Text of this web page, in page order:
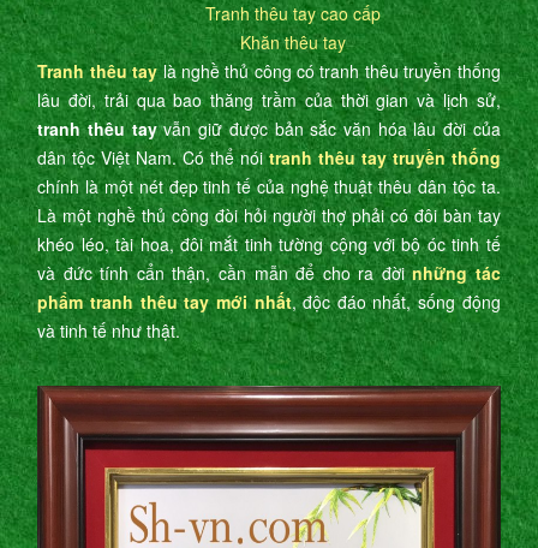
Tranh thêu tay cao cấp
Khăn thêu tay
Tranh thêu tay là nghề thủ công có tranh thêu truyền thống
lâu đời, trải qua bao thăng trầm của thời gian và lịch sử,
tranh thêu tayvẫn giữ được bản sắc văn hóa lâu đời của
dân tộc Việt Nam. Có thể nóitranh thêu tay truyền thống
chính là một nét đẹp tinh tế của nghệ thuật thêu dân tộc ta.
Là một nghề thủ công đòi hỏi người thợ phải có đôi bàn tay
khéo léo, tài hoa, đôi mắt tinh tường cộng với bộ óc tinh tế
và đức tính cẩn thận, cần mẫn để cho ra đờinhững tác
phẩm tranh thêu tay mới nhất, độc đáo nhất, sống động
và tinh tế như thật.